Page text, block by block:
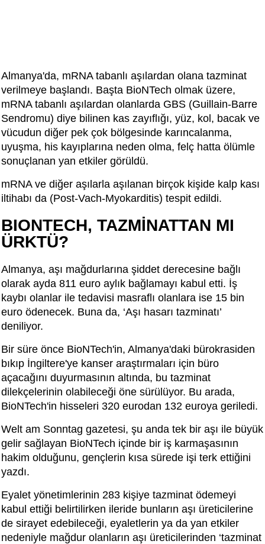
Almanya'da, mRNA tabanlı aşılardan olana tazminat
verilmeye başlandı. Başta BioNTech olmak üzere,
mRNA tabanlı aşılardan olanlarda GBS (Guillain-Barre
Sendromu) diye bilinen kas zayıflığı, yüz, kol, bacak ve
vücudun diğer pek çok bölgesinde karıncalanma,
uyuşma, his kayıplarına neden olma, felç hatta ölümle
sonuçlanan yan etkiler görüldü.
mRNA ve diğer aşılarla aşılanan birçok kişide kalp kası
iltihabı da (Post-Vach-Myokarditis) tespit edildi.
BIONTECH, TAZMİNATTAN MI
ÜRKTÜ?
Almanya, aşı mağdurlarına şiddet derecesine bağlı
olarak ayda 811 euro aylık bağlamayı kabul etti. İş
kaybı olanlar ile tedavisi masraflı olanlara ise 15 bin
euro ödenecek. Buna da, ‘Aşı hasarı tazminatı’
deniliyor.
Bir süre önce BioNTech'in, Almanya'daki bürokrasiden
bıkıp İngiltere'ye kanser araştırmaları için büro
açacağını duyurmasının altında, bu tazminat
dilekçelerinin olabileceği öne sürülüyor. Bu arada,
BioNTech'in hisseleri 320 eurodan 132 euroya geriledi.
Welt am Sonntag gazetesi, şu anda tek bir aşı ile büyük
gelir sağlayan BioNTech içinde bir iş karmaşasının
hakim olduğunu, gençlerin kısa sürede işi terk ettiğini
yazdı.
Eyalet yönetimlerinin 283 kişiye tazminat ödemeyi
kabul ettiği belirtilirken ileride bunların aşı üreticilerine
de sirayet edebileceği, eyaletlerin ya da yan etkiler
nedeniyle mağdur olanların aşı üreticilerinden ‘tazminat